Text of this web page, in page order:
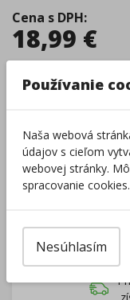
Cena s DPH:
18,99 €
Tovar je skladom.
– +
Používanie
Naša webová
údajov s cieľom
webovej stránky.
spracovanie cookies.
Nesúhlasím